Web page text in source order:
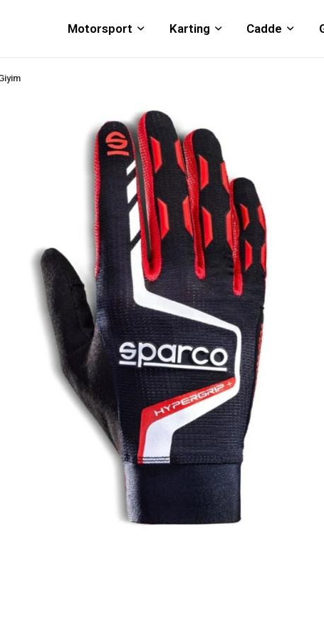
Motorsport Karting Cadde